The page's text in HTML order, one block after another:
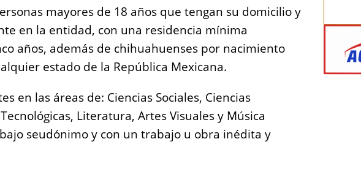
mayores de 18 años que tengan su domicilio y
en la entidad, con una residencia mínima
años, además de chihuahuenses por nacimiento
estado de la República Mexicana.
en las áreas de: Ciencias Sociales, Ciencias
Literatura, Artes Visuales y Música
seudónimo y con un trabajo u obra inédita y